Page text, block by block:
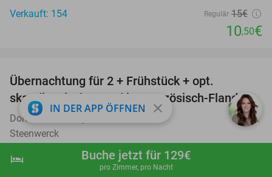
shopping_cart Jetzt buchen
hotel Buche jetzt für 129€
pro Zimmer, pro Nacht
Verkauft: 154
Regulär 15€
10,50€
Übernachtung für 2 + Frühstück + opt.
skandinavisches Bad in Französisch-Flandern
Domaine Butterfly 10.0star
Steenwerck
IN DER APP ÖFFNEN close